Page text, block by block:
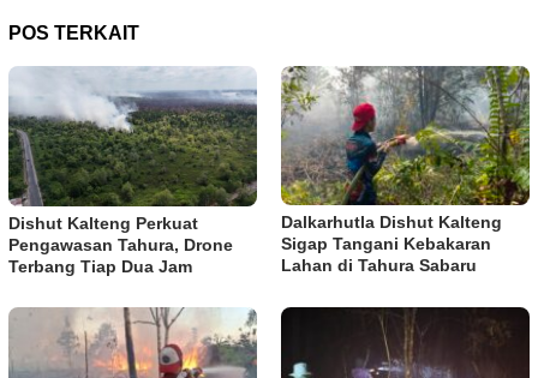
POS TERKAIT
Dishut Kalteng Perkuat
Pengawasan Tahura, Drone
Terbang Tiap Dua Jam
Dalkarhutla Dishut Kalteng
Sigap Tangani Kebakaran
Lahan di Tahura Sabaru